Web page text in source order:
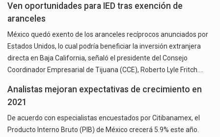
Ven oportunidades para IED tras exención de
aranceles
México quedó exento de los aranceles recíprocos anunciados por
Estados Unidos, lo cual podría beneficiar la inversión extranjera
directa en Baja California, señaló el presidente del Consejo
Coordinador Empresarial de Tijuana (CCE), Roberto Lyle Fritch.…
Analistas mejoran expectativas de crecimiento en
2021
De acuerdo con especialistas encuestados por Citibanamex, el
Producto Interno Bruto (PIB) de México crecerá 5.9% este año.